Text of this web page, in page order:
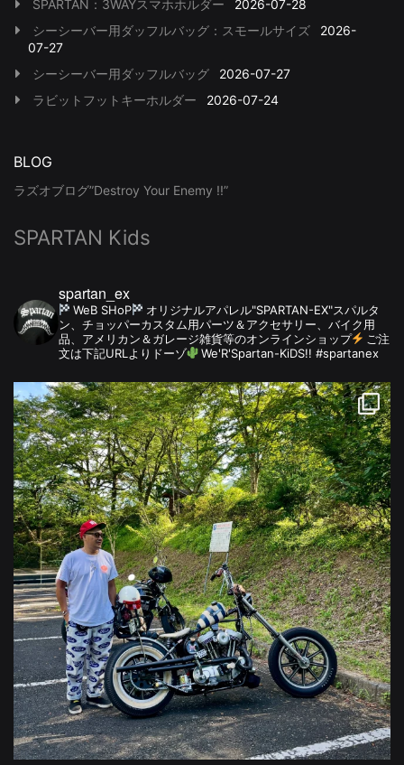
SPARTAN：3WAYスマホホルダー
2026-07-28
シーシーバー用ダッフルバッグ：スモールサイズ
2026-
07-27
シーシーバー用ダッフルバッグ
2026-07-27
ラビットフットキーホルダー
2026-07-24
BLOG
ラズオブログ”Destroy Your Enemy !!”
SPARTAN Kids
spartan_ex
WeB SHoP
オリジナルアパレル"SPARTAN-EX"スパルタ
ン、チョッパーカスタム用パーツ＆アクセサリー、バイク用
品、アメリカン＆ガレージ雑貨等のオンラインショップ
ご注
文は下記URLよりドーゾ
We'R'Spartan-KiDS!! #spartanex